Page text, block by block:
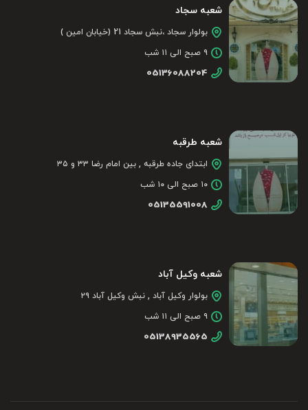
شعبه سجاد
بولوار سجاد ،نبش سجاد 21 (خیابان امین )
۹ صبح الی ۱۱ شب
05136088204
شعبه طرقبه
ابتدای جاده طرقبه , بین امام رضا ۳۳ و ۳۵
۱۰ صبح الی ۱۰ شب
05135591008
شعبه وکیل آباد
بولوار وکیل آباد , نبش وکیل آباد ۲۹
۹ صبح الی ۱۱ شب
05138935565